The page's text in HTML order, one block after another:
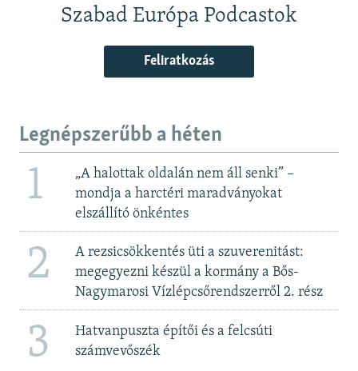
Szabad Európa Podcastok
Feliratkozás
Legnépszerűbb a héten
1
„A halottak oldalán nem áll senki” –
mondja a harctéri maradványokat
elszállító önkéntes
2
A rezsicsökkentés üti a szuverenitást:
megegyezni készül a kormány a Bős-
Nagymarosi Vízlépcsőrendszerről 2. rész
3
Hatvanpuszta építői és a felcsúti
számvevőszék